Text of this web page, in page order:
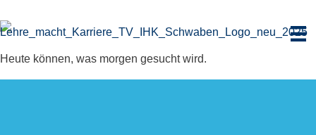
Inhalt
Heute können, was morgen gesucht wird.